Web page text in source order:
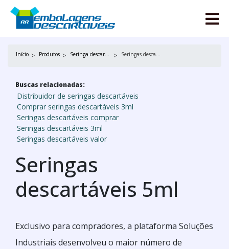
Início Produtos Seringa descartável Seringas descartáveis 5ml
Buscas relacionadas:
Distribuidor de seringas descartáveis
Comprar seringas descartáveis 3ml
Seringas descartáveis comprar
Seringas descartáveis 3ml
Seringas descartáveis valor
Seringas
descartáveis 5ml
Exclusivo para compradores, a plataforma Soluções
Industriais desenvolveu o maior número de